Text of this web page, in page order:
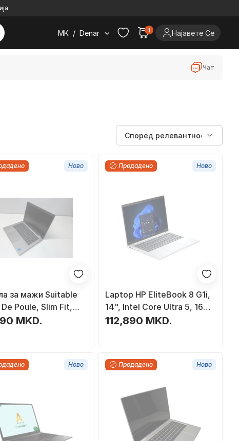
MK / Denar 1 Најавете Се
Чат
Ново
за мажи Suitable
Poule, Slim Fit,
сива,
MKD.
Продадено Ново
Laptop HP EliteBook 8 G1i,
14", Intel Core Ultra 5, 16GB
512GB, сребрена боја
112,890 MKD.
Ново Продадено Ново